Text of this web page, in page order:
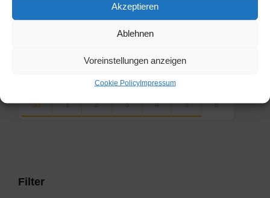
Akzeptieren
Ablehnen
Voreinstellungen anzeigen
Cookie PolicyImpressum
6 7
13 14
20
26 27 28
31 1 2 3 4 5 6
Filter